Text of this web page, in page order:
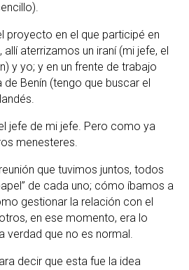
proyecto en el que participé en
allí aterrizamos un iraní (mi jefe, el
y yo; y en un frente de trabajo
Benín (tengo que buscar el
jefe de mi jefe. Pero como ya
menesteres.
que tuvimos juntos, todos
de cada uno; cómo íbamos a
gestionar la relación con el
en ese momento, era lo
verdad que no es normal.
decir que esta fue la idea